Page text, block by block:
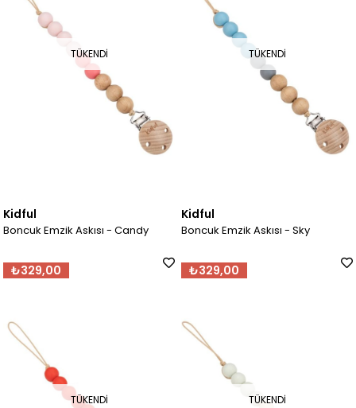
TÜKENDI
Kidful
Boncuk Emzik Askısı - Candy
₺329,00
TÜKENDI
Kidful
Boncuk Emzik Askısı - Sky
₺329,00
TÜKENDI TÜKENDI